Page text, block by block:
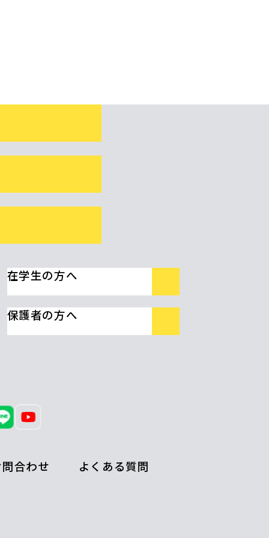
在学生の方へ
保護者の方へ
合わせ よくある質問